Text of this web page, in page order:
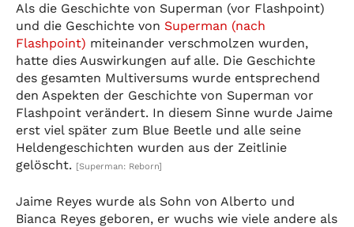
Als die Geschichte von Superman (vor Flashpoint)
und die Geschichte von Superman (nach
Flashpoint) miteinander verschmolzen wurden,
hatte dies Auswirkungen auf alle. Die Geschichte
des gesamten Multiversums wurde entsprechend
den Aspekten der Geschichte von Superman vor
Flashpoint verändert. In diesem Sinne wurde Jaime
erst viel später zum Blue Beetle und alle seine
Heldengeschichten wurden aus der Zeitlinie
gelöscht. [Superman: Reborn]
Jaime Reyes wurde als Sohn von Alberto und
Bianca Reyes geboren, er wuchs wie viele andere als